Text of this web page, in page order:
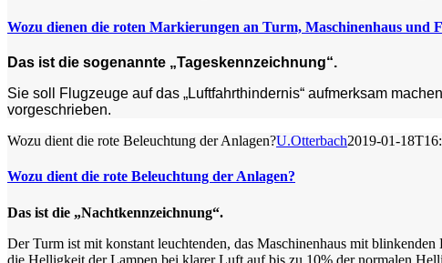
Wozu dienen die roten Markierungen an Turm, Maschinenhaus und
Das ist die sogenannte „Tageskennzeichnung“.
Sie soll Flugzeuge auf das „Luftfahrthindernis“ aufmerksam
vorgeschrieben.
Wozu dient die rote Beleuchtung der Anlagen?U.Otterbach2019-01-
Wozu dient die rote Beleuchtung der Anlagen?
Das ist die „Nachtkennzeichnung“.
Der Turm ist mit konstant leuchtenden, das Maschinenhaus mit
die Helligkeit der Lampen bei klarer Luft auf bis zu 10% der normalen